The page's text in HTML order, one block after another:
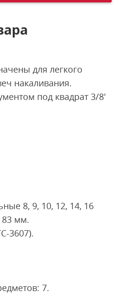
для легкого
накаливания.
под квадрат 3/8'
8, 9, 10, 12, 14, 16
83 мм.
3607).
7.